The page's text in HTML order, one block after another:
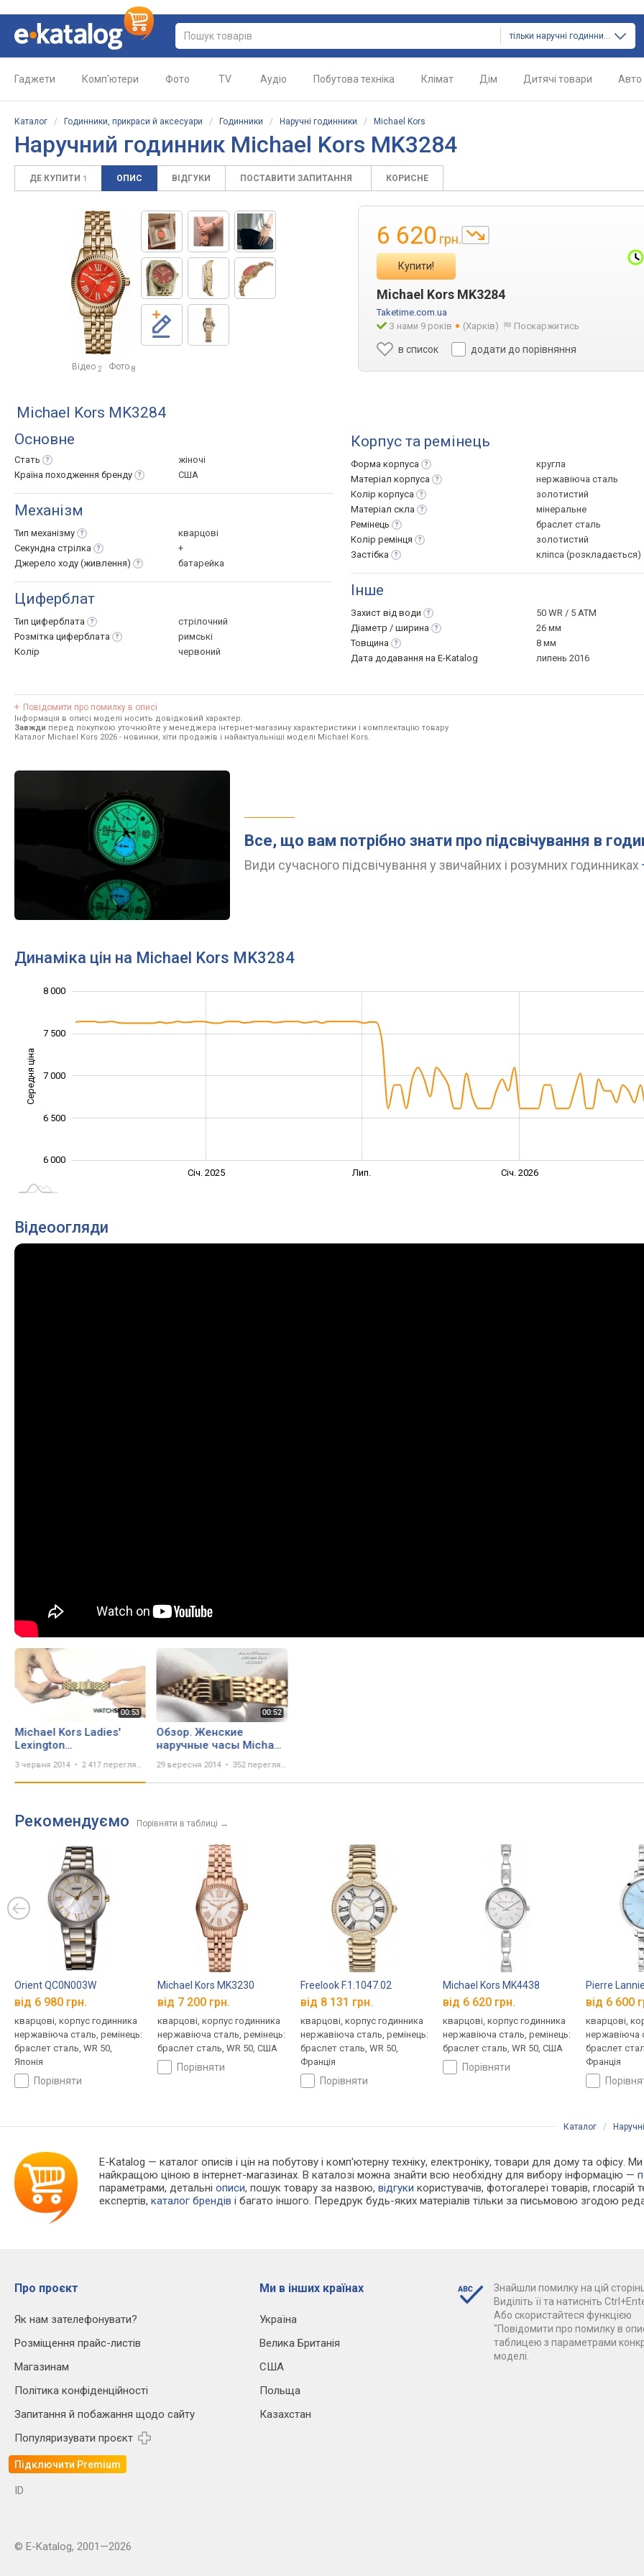
тільки наручні годинники
Гаджети Комп'ютери Фото TV Аудіо Побутова техніка Клімат Дім Дитячі товари Авто
Каталог / Годинники, прикраси й аксесуари / Годинники / Наручні годинники / Michael Kors
Наручний годинник Michael Kors MK3284
ДЕ КУПИТИ 1 ОПИС ВІДГУКИ ПОСТАВИТИ ЗАПИТАННЯ КОРИСНЕ
Відео 2 Фото 8
6 620 грн.
Купити!
Michael Kors MK3284
Taketime.com.ua
З нами 9 років
(Харків) Поскаржитись
в список додати до порівняння
Michael Kors MK3284
Основне
Стать
жіночі
Країна походження бренду США
Механізм
Тип механізму
кварцові
Секундна стрілка
+
Джерело ходу (живлення) батарейка
Циферблат
Тип циферблата
стрілочний
Розмітка циферблата
римські
Колір
червоний
Корпус та ремінець
Форма корпуса
кругла
Матеріал корпуса
нержавіюча сталь
Колір корпуса
золотистий
Матеріал скла
мінеральне
Ремінець
браслет сталь
Колір ремінця
золотистий
Застібка
кліпса (розкладається)
Інше
Захист від води
50 WR / 5 ATM
Діаметр / ширина
26 мм
Товщина
8 мм
Дата додавання на E-Katalog
липень 2016
Повідомити про помилку в описі
Інформація в описі моделі носить довідковий характер.
Завжди перед покупкою уточнюйте у менеджера інтернет-магазину характеристики і комплектацію товару
Каталог Michael Kors 2026 - новинки, хіти продажів і найактуальніші моделі Michael Kors.
Все, що вам потрібно знати про підсвічування в
Види сучасного підсвічування у звичайних і розумних годинниках
Динаміка цін на Michael Kors MK3284
Середня ціна 6 000
6 000
6 500
7 000
7 500
8 000
Січ. 2025 Лип. Січ. 2026
Відеоогляди
Michael Kors Ladies'
Lexington
3 червня 2014 2 417 переглядів
Обзор. Женские
наручные часы Michael
29 вересня 2014 352 перегляда
Рекомендуємо Порівняти в таблиці →
Orient QC0N003W
від 6 980 грн.
кварцові, корпус годинника
нержавіюча сталь, ремінець:
браслет сталь, WR 50,
Японія
порівняти
Michael Kors MK3230
від 7 200 грн.
кварцові, корпус годинника
нержавіюча сталь, ремінець:
браслет сталь, WR 50, США
порівняти
Freelook F.1.1047.02
від 8 131 грн.
кварцові, корпус годинника
нержавіюча сталь, ремінець:
браслет сталь, WR 50,
Франція
порівняти
Michael Kors MK4438
від 6 620 грн.
кварцові, корпус годинника
нержавіюча сталь, ремінець:
браслет сталь, WR 50, США
порівняти
Pierre
від 6 600
кварцові,
нержавіюча
браслет
Франція
Каталог /
E-Katalog — каталог описів і цін на побутову і комп'ютерну техніку, електроніку, товари для дому та офісу.
найкращою ціною в інтернет-магазинах. В каталозі можна знайти всю необхідну для вибору інформацію —
параметрами, детальніописи, пошук товару за назвою,відгуки користувачів, фотогалереї товарів, глосарій
експертів,каталог брендів і багато іншого. Передрук будь-яких матеріалів тільки за письмовою згодою
Про проєкт
Як нам зателефонувати?
Розміщення прайс-листів
Магазинам
Політика конфіденційності
Запитання й побажання щодо сайту
Популяризувати проєкт
Підключити Premium
Ми в інших країнах
Україна
Велика Британія
США
Польща
Казахстан
Знайшли помилку на цій
Виділіть її та натисніть
Або скористайтеся функцією
"Повідомити про помилку в
таблицею з параметрами
моделі.
ID
© E-Katalog, 2001—2026